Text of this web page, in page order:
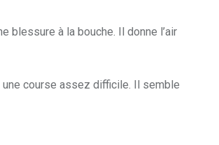
blessure à la bouche. Il donne l’air
une course assez difficile. Il semble